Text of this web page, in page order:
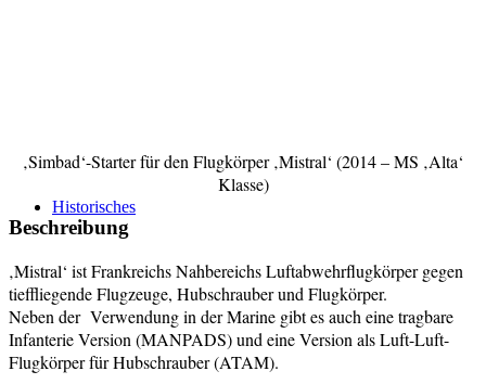
Historisches
‚Simbad‘-Starter für den Flugkörper ‚Mistral‘ (2014 – MS ‚Alta‘
Klasse)
Beschreibung
‚Mistral‘ ist Frankreichs Nahbereichs Luftabwehrflugkörper gegen
tieffliegende Flugzeuge, Hubschrauber und Flugkörper.
Neben der Verwendung in der Marine gibt es auch eine tragbare
Infanterie Version (MANPADS) und eine Version als Luft-Luft-
Flugkörper für Hubschrauber (ATAM).